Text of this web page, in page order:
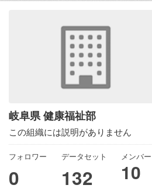
岐阜県 健康福祉部
この組織には説明がありません
フォロワー
0
データセット
132
メンバー
10